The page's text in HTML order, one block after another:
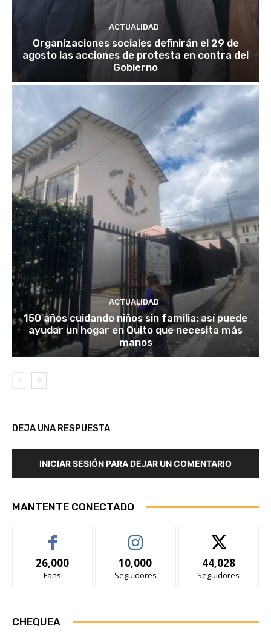
ACTUALIDAD
Organizaciones sociales definirán el 29 de
agosto las acciones de protesta en contra del
Gobierno
ACTUALIDAD
150 años cuidando niños sin familia: así puede
ayudar un hogar en Quito que necesita más
manos
DEJA UNA RESPUESTA
INICIAR SESIÓN PARA DEJAR UN COMENTARIO
MANTENTE CONECTADO
26,000
Fans
10,000
Seguidores
44,028
Seguidores
CHEQUEA